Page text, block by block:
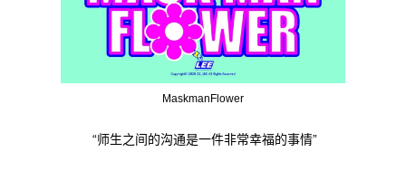
MaskmanFlower
“师生之间的沟通是一件非常幸福的事情”